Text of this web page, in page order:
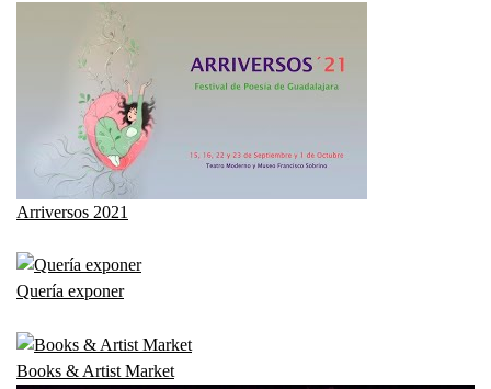
Arriversos 2021
Quería exponer
Books & Artist Market